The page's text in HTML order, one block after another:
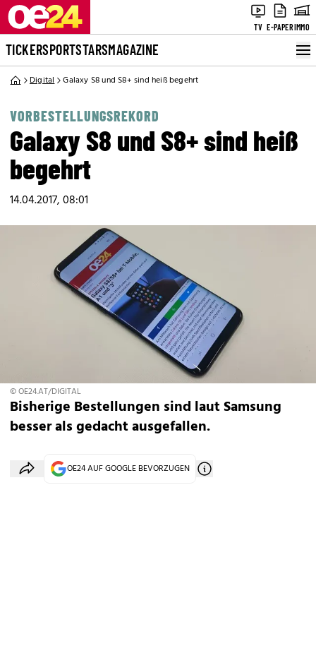
TV E-PAPERIMMO
TICKERSPORTSTARSMAGAZINE
Digital Galaxy S8 und S8+ sind heiß begehrt
VORBESTELLUNGSREKORD
Galaxy S8 und S8+ sind heiß
begehrt
14.04.2017, 08:01
© OE24.AT/DIGITAL
Bisherige Bestellungen sind laut Samsung
besser als gedacht ausgefallen.
OE24 AUF GOOGLE BEVORZUGEN